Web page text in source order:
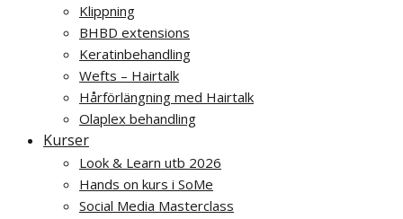
Klippning
BHBD extensions
Keratinbehandling
Wefts – Hairtalk
Hårförlängning med Hairtalk
Olaplex behandling
Kurser
Look & Learn utb 2026
Hands on kurs i SoMe
Social Media Masterclass